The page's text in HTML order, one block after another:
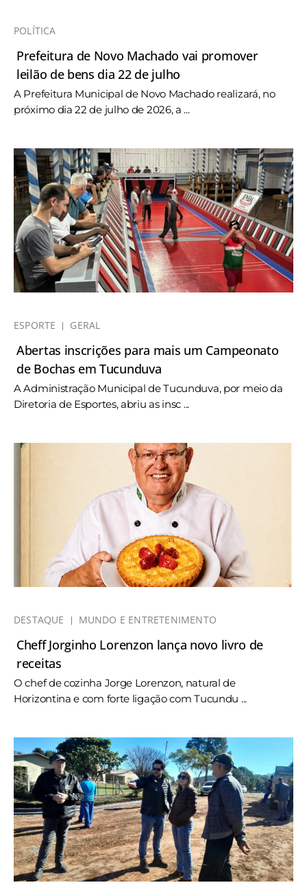
POLÍTICA
Prefeitura de Novo Machado vai promover
leilão de bens dia 22 de julho
A Prefeitura Municipal de Novo Machado realizará, no
próximo dia 22 de julho de 2026, a ...
ESPORTE GERAL
Abertas inscrições para mais um Campeonato
de Bochas em Tucunduva
A Administração Municipal de Tucunduva, por meio da
Diretoria de Esportes, abriu as insc ...
DESTAQUE MUNDO E ENTRETENIMENTO
Cheff Jorginho Lorenzon lança novo livro de
receitas
O chef de cozinha Jorge Lorenzon, natural de
Horizontina e com forte ligação com Tucundu ...